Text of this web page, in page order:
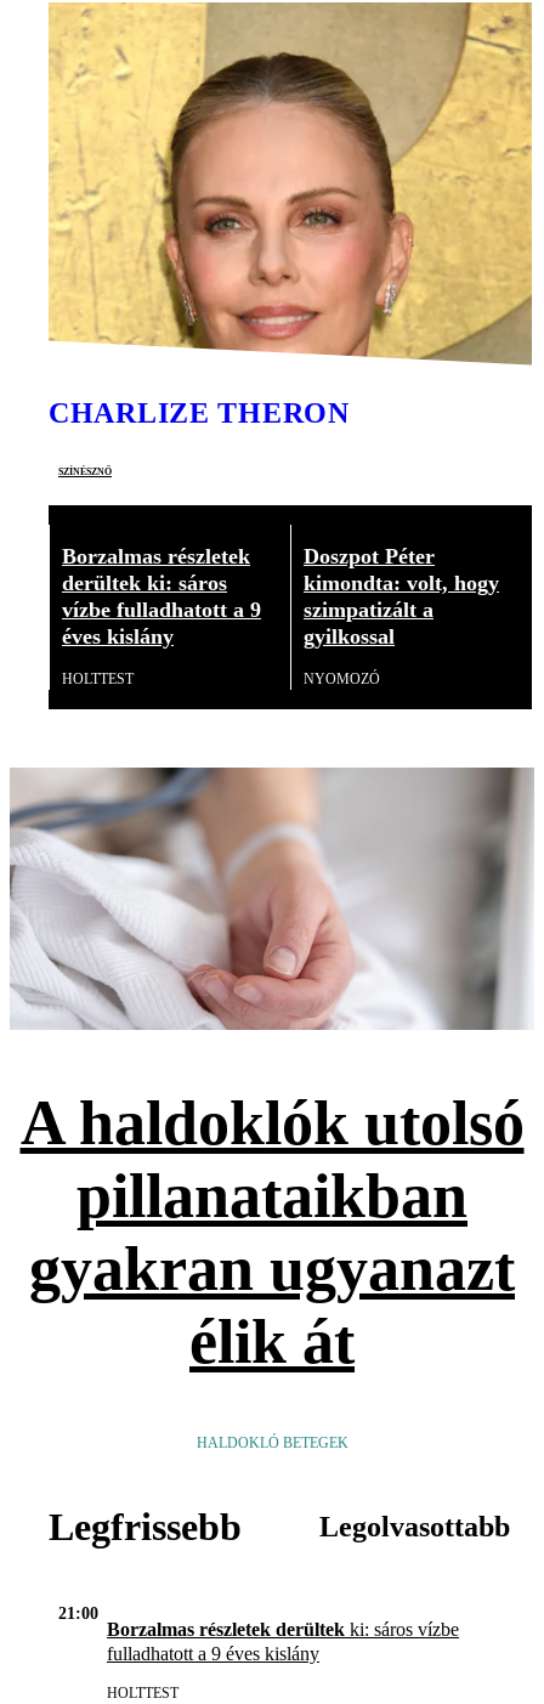
CHARLIZE THERON
színésznő
Borzalmas részletek
derültek ki: sáros
vízbe fulladhatott a 9
éves kislány
HOLTTEST
Doszpot Péter
kimondta: volt, hogy
szimpatizált a
gyilkossal
NYOMOZÓ
A haldoklók utolsó
pillanataikban
gyakran ugyanazt
élik át
HALDOKLÓ BETEGEK
Legfrissebb Legolvasottabb
21:00
Borzalmas részletek derültek ki: sáros vízbe
fulladhatott a 9 éves kislány
HOLTTEST